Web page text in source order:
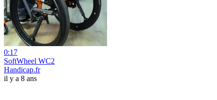
0:17
SoftWheel WC2
Handicap.fr
il y a 8 ans